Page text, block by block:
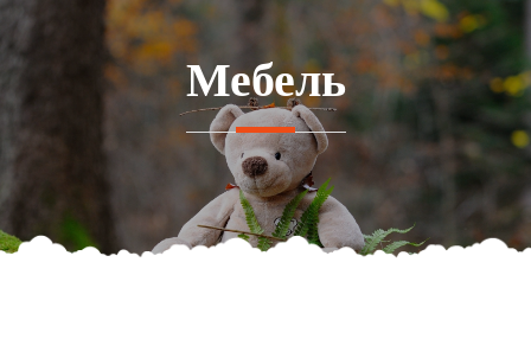
Перейти
содержимому
Мебель